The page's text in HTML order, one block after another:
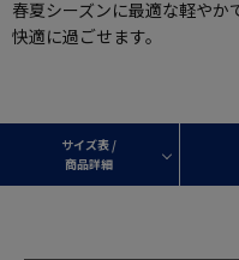
春夏シーズンに最適な軽やか
快適に過ごせます。
サイズ表 /
商品詳細